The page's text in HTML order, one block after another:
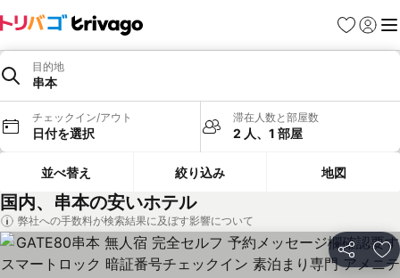
お気に入り
ログイ
メ
目的地
串本
チェックイン/アウト
日付を選択
滞在人数と部屋数
2 人、1 部屋
並べ替え 絞り込み 地図
国内、串本の安いホテル
弊社への手数料が検索結果に及ぼす影響について
シェア お